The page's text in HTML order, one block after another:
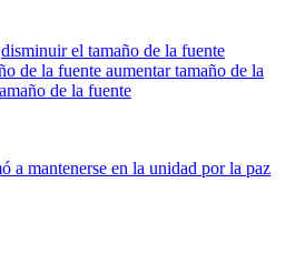
disminuir el tamaño de la fuente
aumentar tamaño de la